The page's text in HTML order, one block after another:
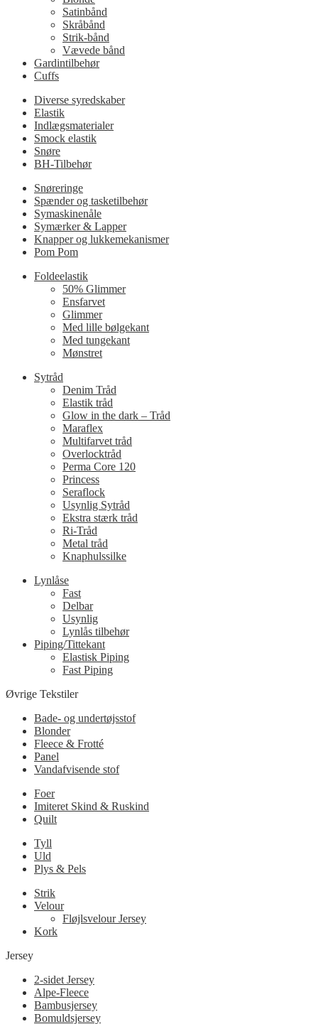
Satinbånd
Skråbånd
Strik-bånd
Vævede bånd
Gardintilbehør
Cuffs
Diverse syredskaber
Elastik
Indlægsmaterialer
Smock elastik
Snøre
BH-Tilbehør
Snøreringe
Spænder og tasketilbehør
Symaskinenåle
Symærker & Lapper
Knapper og lukkemekanismer
Pom Pom
Foldeelastik
50% Glimmer
Ensfarvet
Glimmer
Med lille bølgekant
Med tungekant
Mønstret
Sytråd
Denim Tråd
Elastik tråd
Glow in the dark – Tråd
Maraflex
Multifarvet tråd
Overlocktråd
Perma Core 120
Princess
Seraflock
Usynlig Sytråd
Ekstra stærk tråd
Ri-Tråd
Metal tråd
Knaphulssilke
Lynlåse
Fast
Delbar
Usynlig
Lynlås tilbehør
Piping/Tittekant
Elastisk Piping
Fast Piping
Øvrige Tekstiler
Bade- og undertøjsstof
Blonder
Fleece & Frotté
Panel
Vandafvisende stof
Foer
Imiteret Skind & Ruskind
Quilt
Tyll
Uld
Plys & Pels
Strik
Velour
Fløjlsvelour Jersey
Kork
Jersey
2-sidet Jersey
Alpe-Fleece
Bambusjersey
Bomuldsjersey